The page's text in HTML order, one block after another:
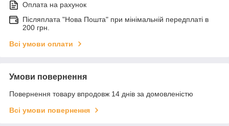
Оплата на рахунок
Післяплата "Нова Пошта" при мінімальній передплаті в
200 грн.
Всі умови оплати
Умови повернення
Повернення товару впродовж 14 днів за домовленістю
Всі умови повернення